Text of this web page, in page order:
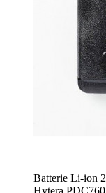
Batterie Li-ion
Hytera PDC760